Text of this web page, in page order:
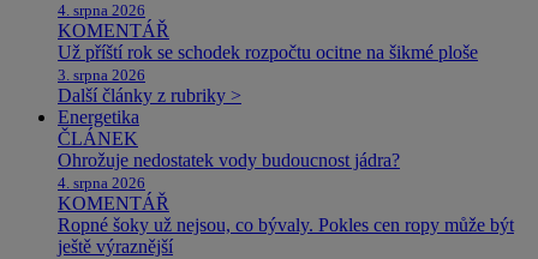
4. srpna 2026
KOMENTÁŘ
Už příští rok se schodek rozpočtu ocitne na šikmé ploše
3. srpna 2026
Další články z rubriky >
Energetika
ČLÁNEK
Ohrožuje nedostatek vody budoucnost jádra?
4. srpna 2026
KOMENTÁŘ
Ropné šoky už nejsou, co bývaly. Pokles cen ropy může být
ještě výraznější